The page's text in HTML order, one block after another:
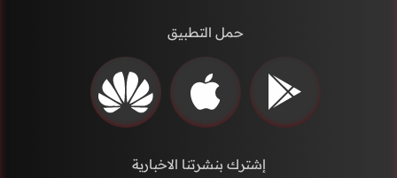
حمل التطبيق
إشترك بنشرتنا الاخبارية